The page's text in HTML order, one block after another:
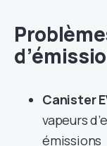
Canister
vapeurs
émissions